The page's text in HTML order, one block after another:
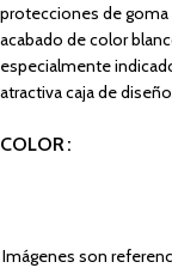
protecciones de goma
acabado de color
especialmente
atractiva caja de
COLOR
Imágenes son